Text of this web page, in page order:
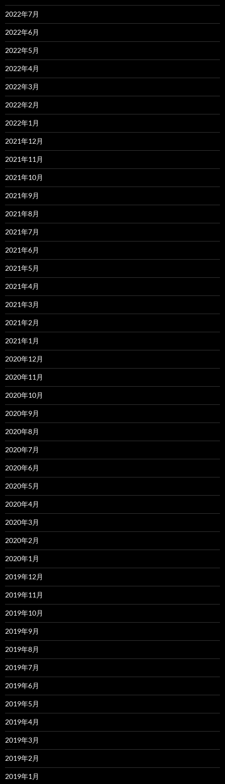
2022年7月
2022年6月
2022年5月
2022年4月
2022年3月
2022年2月
2022年1月
2021年12月
2021年11月
2021年10月
2021年9月
2021年8月
2021年7月
2021年6月
2021年5月
2021年4月
2021年3月
2021年2月
2021年1月
2020年12月
2020年11月
2020年10月
2020年9月
2020年8月
2020年7月
2020年6月
2020年5月
2020年4月
2020年3月
2020年2月
2020年1月
2019年12月
2019年11月
2019年10月
2019年9月
2019年8月
2019年7月
2019年6月
2019年5月
2019年4月
2019年3月
2019年2月
2019年1月